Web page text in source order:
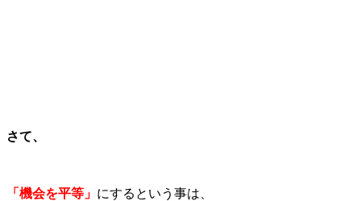
さて、
「機会を平等」 にするという事は、